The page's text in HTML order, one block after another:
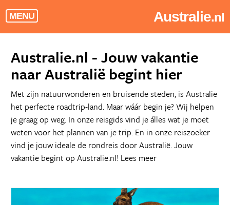
MENU Australie.nl
Australie.nl - Jouw vakantie
naar Australië begint hier
Met zijn natuurwonderen en bruisende steden, is Australië
het perfecte roadtrip-land. Maar wáár begin je? Wij helpen
je graag op weg. In onze reisgids vind je álles wat je moet
weten voor het plannen van je trip. En in onze reiszoeker
vind je jouw ideale de rondreis door Australië. Jouw
vakantie begint op Australie.nl! Lees meer